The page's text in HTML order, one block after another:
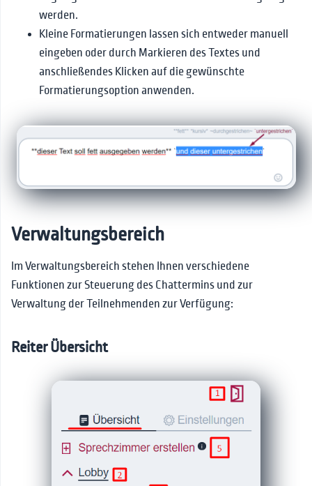
werden.
Kleine Formatierungen lassen sich entweder manuell
eingeben oder durch Markieren des Textes und
anschließendes Klicken auf die gewünschte
Formatierungsoption anwenden.
Verwaltungsbereich
Im Verwaltungsbereich stehen Ihnen verschiedene
Funktionen zur Steuerung des Chattermins und zur
Verwaltung der Teilnehmenden zur Verfügung:
Reiter Übersicht